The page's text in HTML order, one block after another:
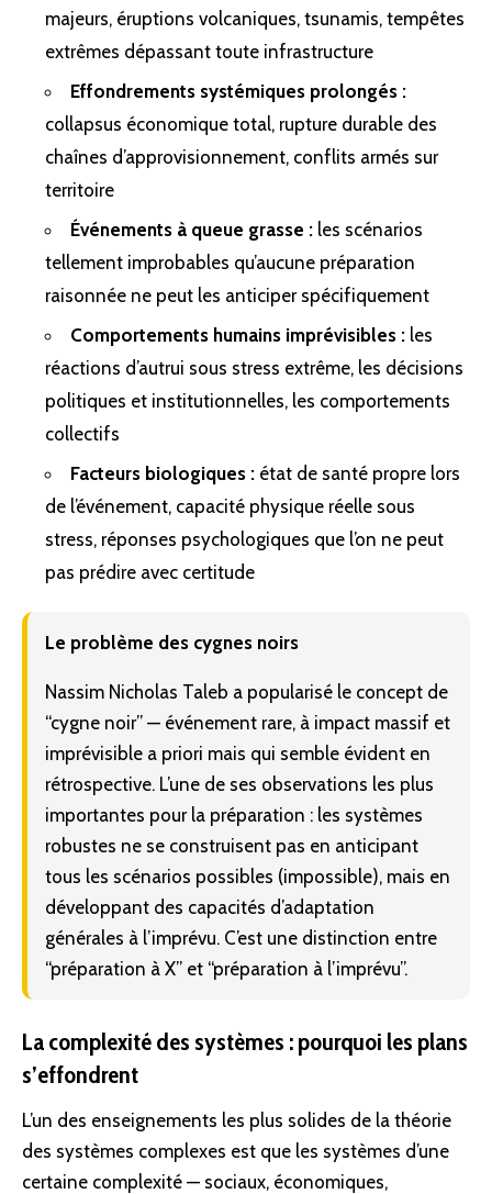
majeurs, éruptions volcaniques, tsunamis, tempêtes
extrêmes dépassant toute infrastructure
Effondrements systémiques prolongés :
collapsus économique total, rupture durable des
chaînes d’approvisionnement, conflits armés sur
territoire
Événements à queue grasse : les scénarios
tellement improbables qu’aucune préparation
raisonnée ne peut les anticiper spécifiquement
Comportements humains imprévisibles : les
réactions d’autrui sous stress extrême, les décisions
politiques et institutionnelles, les comportements
collectifs
Facteurs biologiques : état de santé propre lors
de l’événement, capacité physique réelle sous
stress, réponses psychologiques que l’on ne peut
pas prédire avec certitude
Le problème des cygnes noirs
Nassim Nicholas Taleb a popularisé le concept de
“cygne noir” — événement rare, à impact massif et
imprévisible a priori mais qui semble évident en
rétrospective. L’une de ses observations les plus
importantes pour la préparation : les systèmes
robustes ne se construisent pas en anticipant
tous les scénarios possibles (impossible), mais en
développant des capacités d’adaptation
générales à l’imprévu. C’est une distinction entre
“préparation à X” et “préparation à l’imprévu”.
La complexité des systèmes : pourquoi les plans
s’effondrent
L’un des enseignements les plus solides de la théorie
des systèmes complexes est que les systèmes d’une
certaine complexité — sociaux, économiques,